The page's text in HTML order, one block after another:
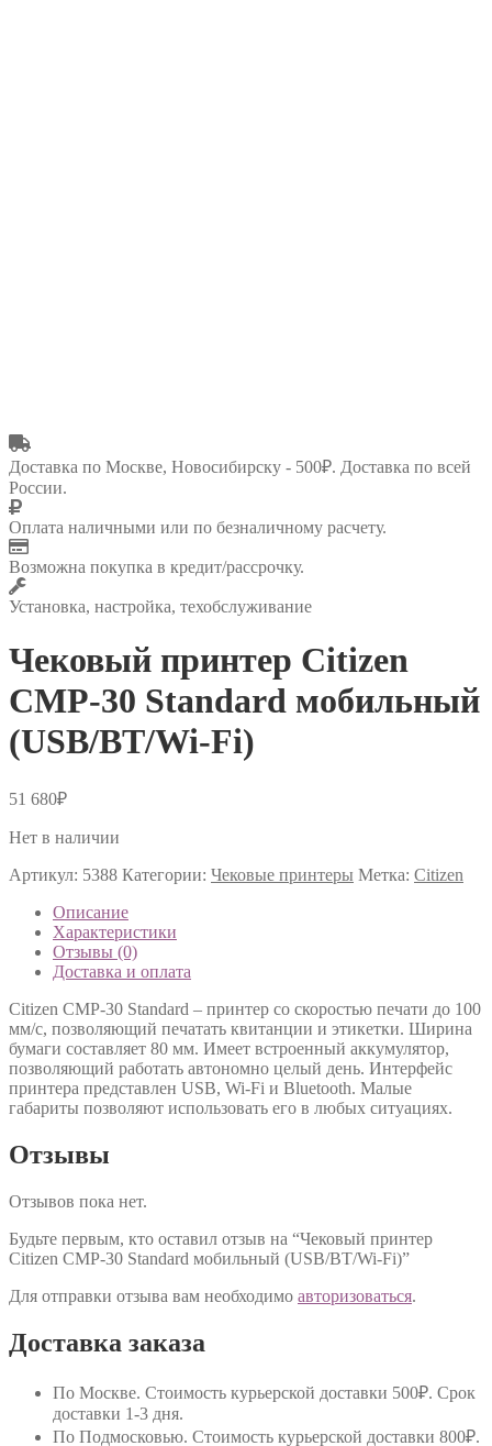
Доставка по Москве, Новосибирску - 500₽. Доставка по всей
России.
Оплата наличными или по безналичному расчету.
Возможна покупка в кредит/рассрочку.
Установка, настройка, техобслуживание
Чековый принтер Citizen
CMP-30 Standard мобильный
(USB/BT/Wi-Fi)
51 680₽
Нет в наличии
Артикул: 5388 Категории: Чековые принтеры Метка: Citizen
Описание
Характеристики
Отзывы (0)
Доставка и оплата
Citizen CMP-30 Standard – принтер со скоростью печати до 100
мм/с, позволяющий печатать квитанции и этикетки. Ширина
бумаги составляет 80 мм. Имеет встроенный аккумулятор,
позволяющий работать автономно целый день. Интерфейс
принтера представлен USB, Wi-Fi и Bluetooth. Малые
габариты позволяют использовать его в любых ситуациях.
Отзывы
Отзывов пока нет.
Будьте первым, кто оставил отзыв на “Чековый принтер
Citizen CMP-30 Standard мобильный (USB/BT/Wi-Fi)”
Для отправки отзыва вам необходимо авторизоваться.
Доставка заказа
По Москве. Стоимость курьерской доставки 500₽. Срок
доставки 1-3 дня.
По Подмосковью. Стоимость курьерской доставки 800₽.